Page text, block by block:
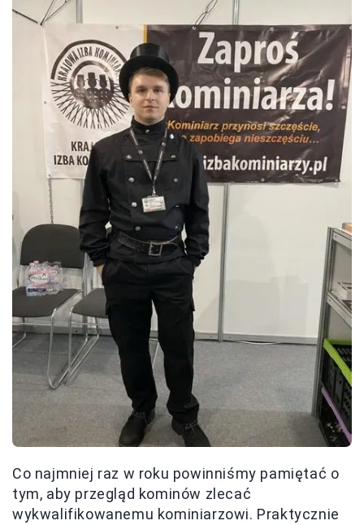
Co najmniej raz w roku powinniśmy pamiętać o
tym, aby przegląd kominów zlecać
wykwalifikowanemu kominiarzowi. Praktycznie